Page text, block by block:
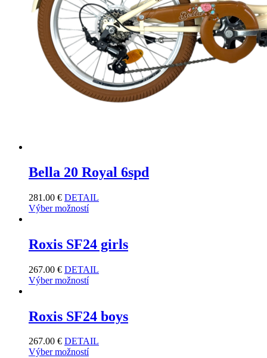
Bella 20 Royal 6spd
281.00 € DETAIL
Výber možností
Roxis SF24 girls
267.00 € DETAIL
Výber možností
Roxis SF24 boys
267.00 € DETAIL
Výber možností